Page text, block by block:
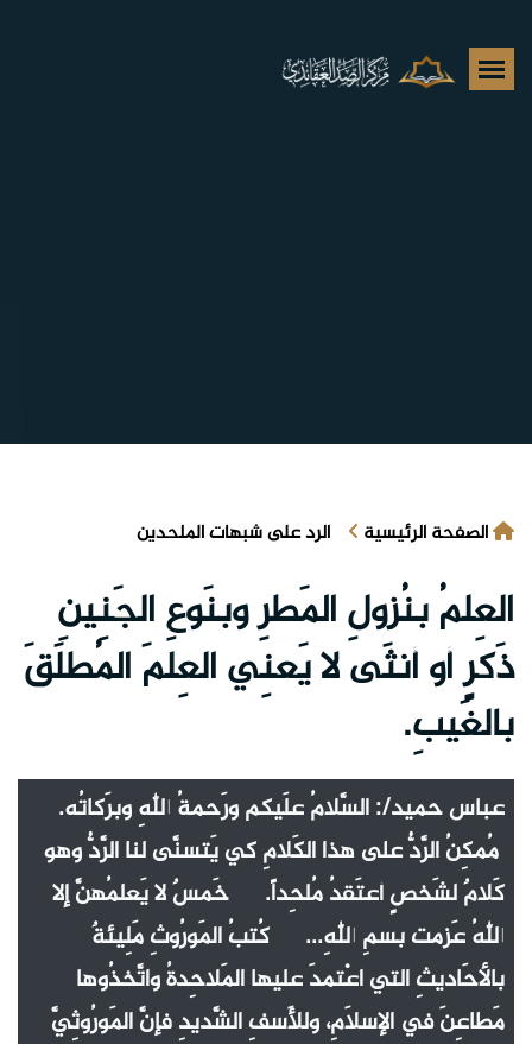
الصفحة الرئيسية الرد على شبهات الملحدين
العِلمُ بنُزولِ المَطرِ وبنَوعِ الجَنِينِ
ذَكرٍ أو أنثَى لا يَعنِي العِلمَ المُطلَقَ
بالغَيبِ.
عباس حميد/: السَّلامُ علَيكم ورَحمةُ اللهِ وبرَكاتُه.
مُمكِنُ الرَّدُّ على هذا الكَلامِ كي يَتسنَّى لنا الرَّدُّ وهو
كَلامٌ لشَخصٍ أعتَقدُ مُلحِداً. خَمسٌ لا يَعلمُهنَّ إلا
اللهُ عَزمت بسمِ اللهِ... كُتبُ المَورُوثِ مَلِيئةٌ
بالأحَاديثِ التي اعْتمدَ عليها المَلاحِدةُ واتَّخذُوها
مَطاعِنَ في الإسلَامِ، وللأَسفِ الشَّديدِ فإنَّ المَورُوثِيَّ